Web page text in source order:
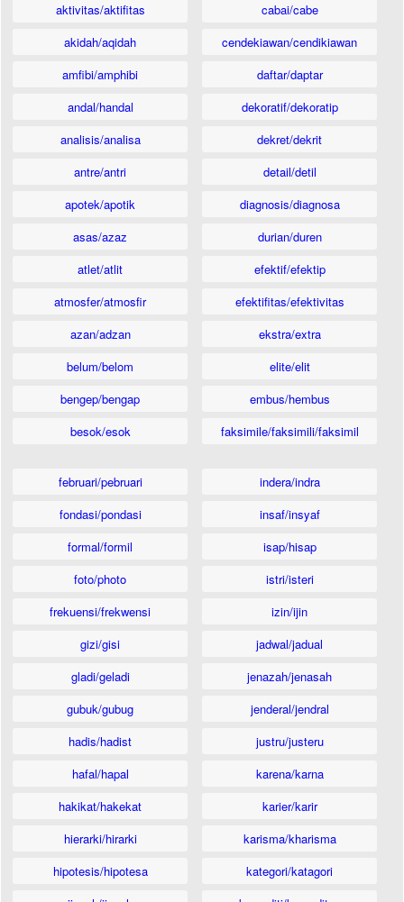
aktivitas/aktifitas
akidah/aqidah
amfibi/amphibi
andal/handal
analisis/analisa
antre/antri
apotek/apotik
asas/azaz
atlet/atlit
atmosfer/atmosfir
azan/adzan
belum/belom
bengep/bengap
besok/esok
cabai/cabe
cendekiawan/cendikiawan
daftar/daptar
dekoratif/dekoratip
dekret/dekrit
detail/detil
diagnosis/diagnosa
durian/duren
efektif/efektip
efektifitas/efektivitas
ekstra/extra
elite/elit
embus/hembus
faksimile/faksimili/faksimil
februari/pebruari
fondasi/pondasi
formal/formil
foto/photo
frekuensi/frekwensi
gizi/gisi
gladi/geladi
gubuk/gubug
hadis/hadist
hafal/hapal
hakikat/hakekat
hierarki/hirarki
hipotesis/hipotesa
indera/indra
insaf/insyaf
isap/hisap
istri/isteri
izin/ijin
jadwal/jadual
jenazah/jenasah
jenderal/jendral
justru/justeru
karena/karna
karier/karir
karisma/kharisma
kategori/katagori